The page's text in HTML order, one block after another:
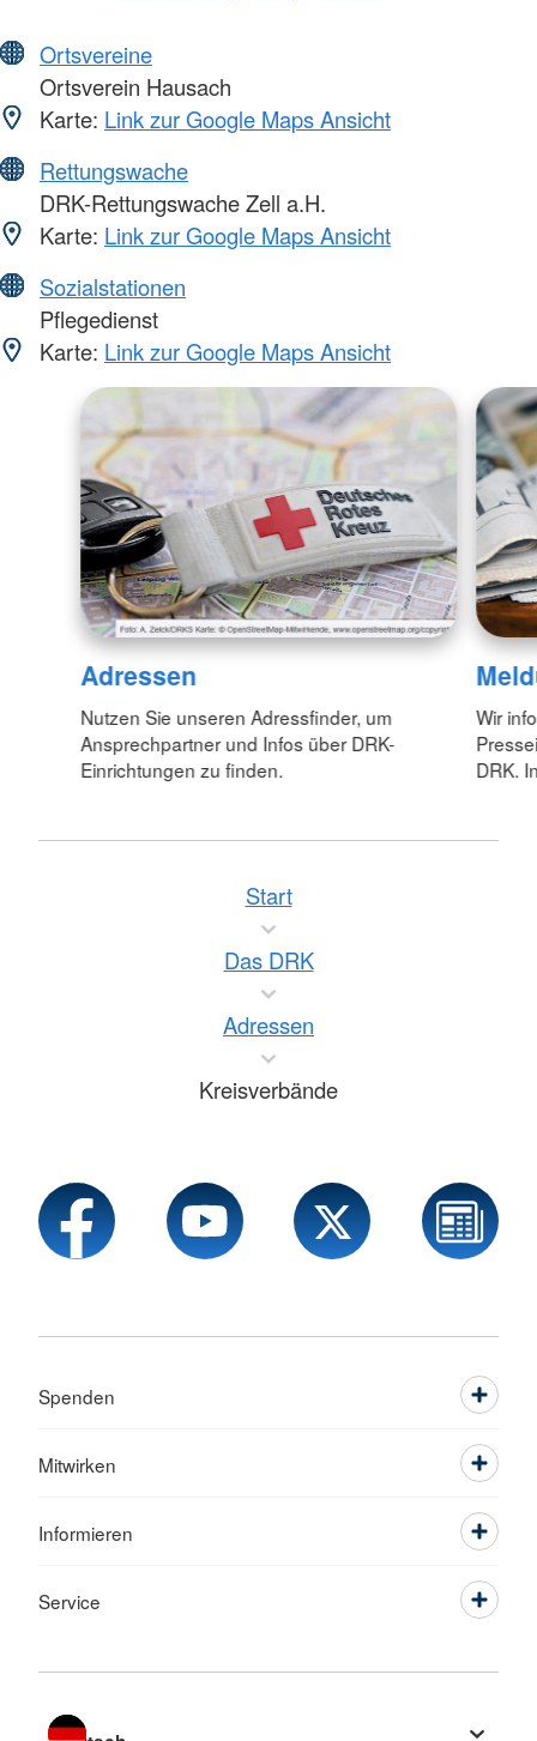
Ortsvereine
Ortsverein Hausach
Karte: Link zur Google Maps Ansicht
Rettungswache
DRK-Rettungswache Zell a.H.
Karte: Link zur Google Maps Ansicht
Sozialstationen
Pflegedienst
Karte: Link zur Google Maps Ansicht
Adressen
Nutzen Sie unseren Adressfinder, um
Ansprechpartner und Infos über DRK-
Einrichtungen zu finden.
Wir
DRK.
Start
Das DRK
Adressen
Kreisverbände
Spenden
Mitwirken
Informieren
Service
Sprache wechseln zu